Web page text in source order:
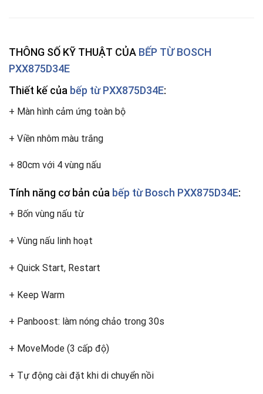
THÔNG SỐ KỸ THUẬT CỦA BẾP TỪ BOSCH
PXX875D34E
Thiết kế của bếp từ PXX875D34E:
+ Màn hình cảm ứng toàn bộ
+ Viền nhôm màu trắng
+ 80cm với 4 vùng nấu
Tính năng cơ bản của bếp từ Bosch PXX875D34E:
+ Bốn vùng nấu từ
+ Vùng nấu linh hoạt
+ Quick Start, Restart
+ Keep Warm
+ Panboost: làm nóng chảo trong 30s
+ MoveMode (3 cấp độ)
+ Tự động cài đặt khi di chuyển nồi